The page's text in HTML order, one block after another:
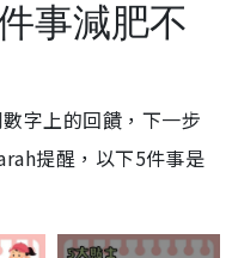
事減肥不
字上的回饋，下一步
提醒，以下5件事是